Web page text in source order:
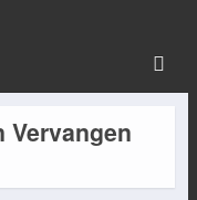
Vervangen